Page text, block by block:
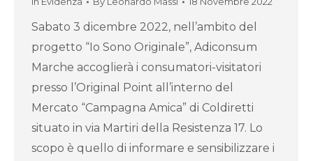
Sabato 3 dicembre 2022, nell’ambito del
progetto “Io Sono Originale”, Adiconsum
Marche accoglierà i consumatori-visitatori
presso l’Original Point all’interno del
Mercato “Campagna Amica” di Coldiretti
situato in via Martiri della Resistenza 17. Lo
scopo è quello di informare e sensibilizzare i